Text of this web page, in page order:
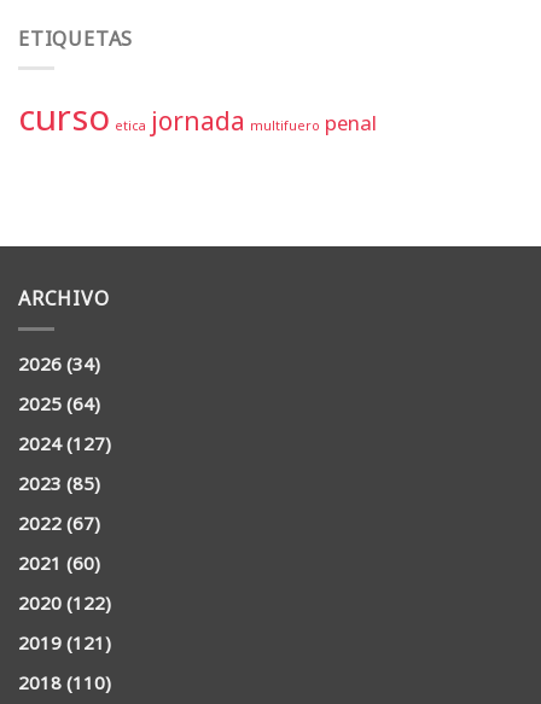
ETIQUETAS
curso etica jornada multifuero penal
ARCHIVO
2026(34)
2025(64)
2024(127)
2023(85)
2022(67)
2021 (60)
2020(122)
2019(121)
2018(110)